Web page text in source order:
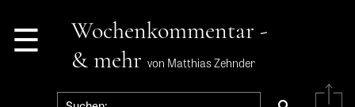
☰
Wochenkommentar -
& mehr von Matthias Zehnder